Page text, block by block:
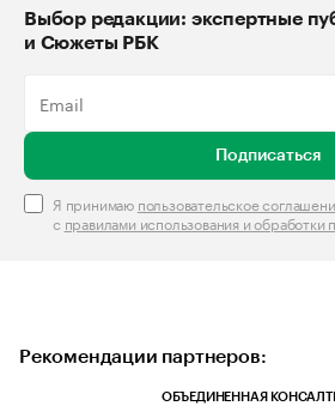
Выбор редакции: экспертные
и Сюжеты РБК
Подписаться
Я принимаю пользовательское
с правилами использования и обработки
Рекомендации партнеров:
ОБЪЕДИНЕННАЯ